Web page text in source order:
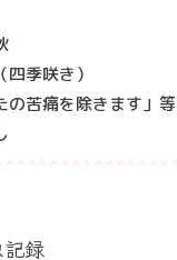
季咲き）
の苦痛を除きます」等
録